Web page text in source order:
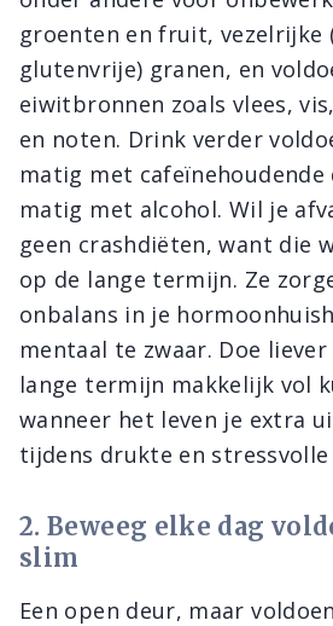
groenten en fruit, vezelrijke
glutenvrije) granen, en
eiwitbronnen zoals vlees,
en noten. Drink verder
matig met cafeïnehoudende
matig met alcohol. Wil je
geen crashdiëten, want die
op de lange termijn. Ze
onbalans in je
mentaal te zwaar. Doe
lange termijn makkelijk vol
wanneer het leven je extra
tijdens drukte en
2. Beweeg elke dag
slim
Een open deur, maar